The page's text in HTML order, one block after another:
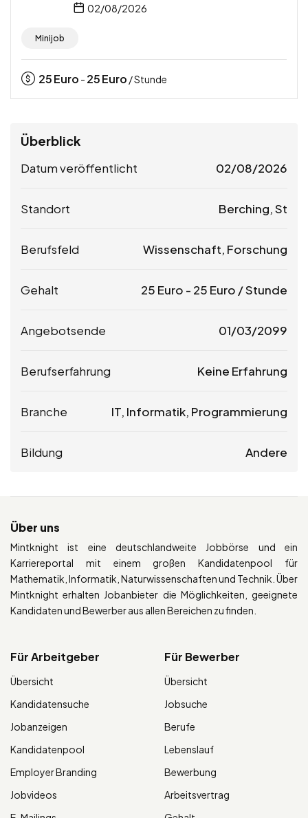
02/08/2026
Minijob
25Euro - 25Euro / Stunde
Überblick
Datum veröffentlicht 02/08/2026
Standort Berching, St
Berufsfeld Wissenschaft, Forschung
Gehalt 25 Euro - 25 Euro / Stunde
Angebotsende 01/03/2099
Berufserfahrung Keine Erfahrung
Branche IT, Informatik, Programmierung
Bildung Andere
Über uns
Mintknight ist eine deutschlandweite Jobbörse und ein
Karriereportal mit einem großen Kandidatenpool für
Mathematik, Informatik, Naturwissenschaften und Technik. Über
Mintknight erhalten Jobanbieter die Möglichkeiten, geeignete
Kandidaten und Bewerber aus allen Bereichen zu finden.
Für Arbeitgeber
Übersicht
Kandidatensuche
Jobanzeigen
Kandidatenpool
Employer Branding
Jobvideos
Für Bewerber
Übersicht
Jobsuche
Berufe
Lebenslauf
Bewerbung
Arbeitsvertrag